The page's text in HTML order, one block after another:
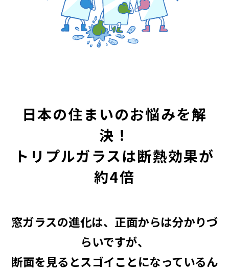
日本の住まいのお悩みを解
決！
トリプルガラスは断熱効果が
約4倍
窓ガラスの進化は、正面からは分かりづ
らいですが、
断面を見るとスゴイことになっているん